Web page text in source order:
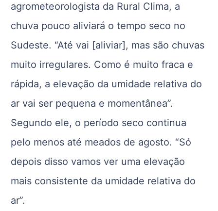
agrometeorologista da Rural Clima, a
chuva pouco aliviará o tempo seco no
Sudeste. “Até vai [aliviar], mas são chuvas
muito irregulares. Como é muito fraca e
rápida, a elevação da umidade relativa do
ar vai ser pequena e momentânea”.
Segundo ele, o período seco continua
pelo menos até meados de agosto. “Só
depois disso vamos ver uma elevação
mais consistente da umidade relativa do
ar”.